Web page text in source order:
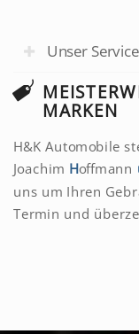
Unser
MARKEN
H&K Automobile
Joachim Hoffmann
uns um Ihren
Termin und